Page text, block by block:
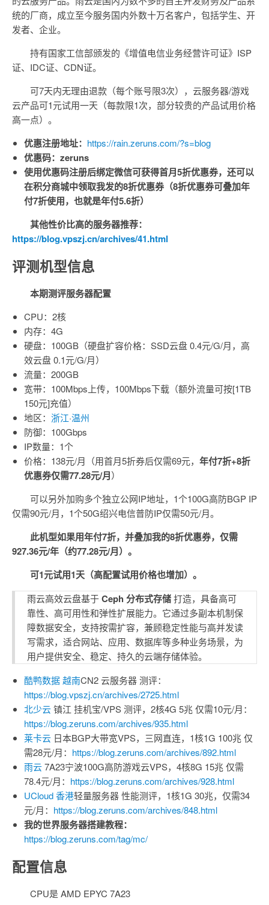
统的厂商，成立至今服务国内外数十万名客户，包括学生、开
发者、企业。
持有国家工信部颁发的《增值电信业务经营许可证》ISP
证、IDC证、CDN证。
可7天内无理由退款（每个账号限3次），云服务器/游戏
云产品可1元试用一天（每款限1次，部分较贵的产品试用价格
高一点）。
优惠注册地址： https://rain.zeruns.com/?s=blog
优惠码：zeruns
使用优惠码注册后绑定微信可获得首月5折优惠券，还可以
在积分商城中领取我发的8折优惠券（8折优惠券可叠加年
付7折使用，也就是年付5.6折）
其他性价比高的服务器推荐：
https://blog.vpszj.cn/archives/41.html
评测机型信息
本期测评服务器配置
CPU：2核
内存：4G
硬盘：100GB（硬盘扩容价格：SSD云盘 0.4元/G/月，高
效云盘 0.1元/G/月）
流量：200GB
宽带：100Mbps上传，100Mbps下载（额外流量可按[1TB
150元]充值）
地区： 浙江·温州
防御：100Gbps
IP数量：1个
价格：138元/月（用首月5折券后仅需69元， 年付7折+8折
优惠券仅需77.28元/月）
可以另外加购多个独立公网IP地址，1个100G高防BGP IP
仅需90元/月，1个50G绍兴电信普防IP仅需50元/月。
此机型如果用年付7折，并叠加我的8折优惠券，仅需
927.36元/年（约77.28元/月）。
可1元试用1天（高配置试用价格也增加）。
雨云高效云盘基于Ceph 分布式存储打造，具备高可
靠性、高可用性和弹性扩展能力。它通过多副本机制保
障数据安全，支持按需扩容，兼顾稳定性能与高并发读
写需求，适合网站、应用、数据库等多种业务场景，为
用户提供安全、稳定、持久的云端存储体验。
酷鸭数据越南CN2 云服务器 测评：
https://blog.vpszj.cn/archives/2725.html
北少云镇江 挂机宝/VPS 测评，2核4G 5兆 仅需10元/月：
https://blog.zeruns.com/archives/935.html
莱卡云 日本BGP大带宽VPS，三网直连，1核1G 100兆 仅
需28元/月： https://blog.zeruns.com/archives/892.html
雨云7A23宁波100G高防游戏云VPS，4核8G 15兆 仅需
78.4元/月： https://blog.zeruns.com/archives/928.html
UCloud香港轻量服务器 性能测评，1核1G 30兆，仅需34
元/月： https://blog.zeruns.com/archives/848.html
我的世界服务器搭建教程：
https://blog.zeruns.com/tag/mc/
配置信息
CPU是 AMD EPYC 7A23